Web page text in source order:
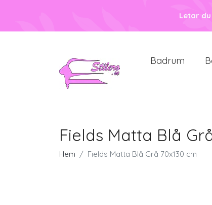
Letar
Badrum
Fields Matta Blå
Hem Fields Matta Blå Grå 70x130 cm